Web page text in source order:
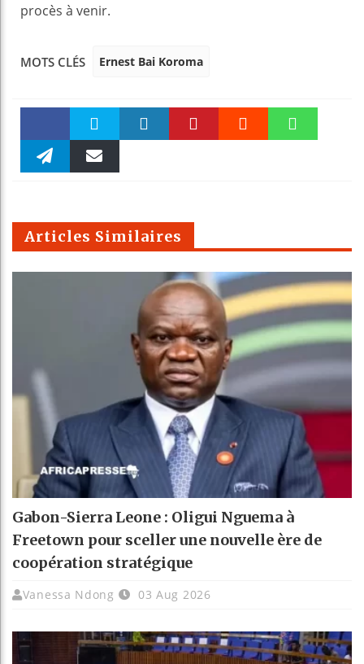
procès à venir.
MOTS CLÉS Ernest Bai Koroma
Faceboo Twitter
m
Articles Similaires
Gabon-Sierra Leone : Oligui Nguema à
Freetown pour sceller une nouvelle ère de
coopération stratégique
Vanessa Ndong 03 Aug 2026